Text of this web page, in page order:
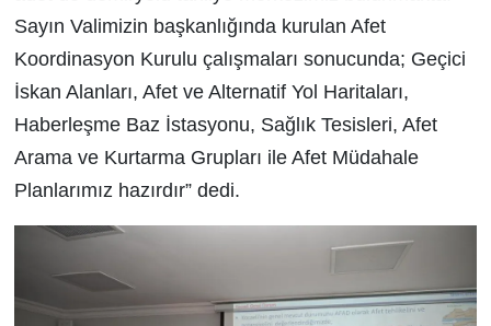
Sayın Valimizin başkanlığında kurulan Afet
Koordinasyon Kurulu çalışmaları sonucunda; Geçici
İskan Alanları, Afet ve Alternatif Yol Haritaları,
Haberleşme Baz İstasyonu, Sağlık Tesisleri, Afet
Arama ve Kurtarma Grupları ile Afet Müdahale
Planlarımız hazırdır” dedi.